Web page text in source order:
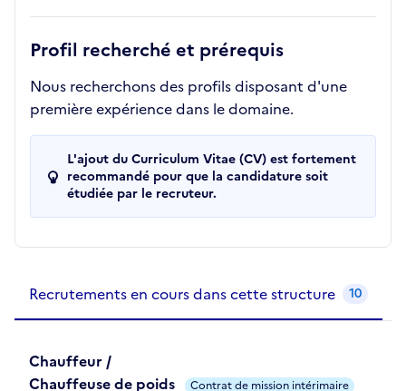
Profil recherché et prérequis
Nous recherchons des profils disposant d'une
première expérience dans le domaine.
L'ajout du Curriculum Vitae (CV) est fortement
recommandé pour que la candidature soit
étudiée par le recruteur.
Recrutements en cours dans cette structure 10
Chauffeur /
Chauffeuse de poids
Contrat de mission intérimaire